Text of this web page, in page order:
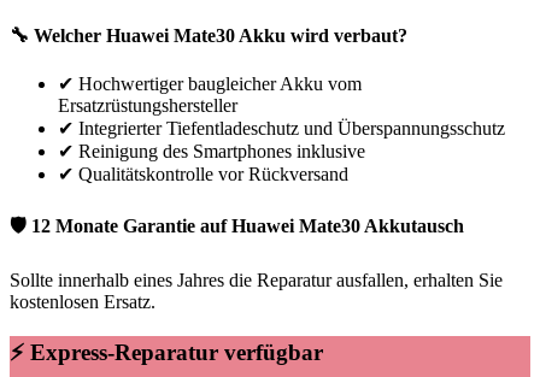
🔧 Welcher Huawei Mate30 Akku wird verbaut?
✔ Hochwertiger baugleicher Akku vom
Ersatzrüstungshersteller
✔ Integrierter Tiefentladeschutz und Überspannungsschutz
✔ Reinigung des Smartphones inklusive
✔ Qualitätskontrolle vor Rückversand
🛡 12 Monate Garantie aufHuawei Mate30 Akkutausch
Sollte innerhalb eines Jahres die Reparatur ausfallen, erhalten Sie
kostenlosen Ersatz.
⚡ Express-Reparatur verfügbar